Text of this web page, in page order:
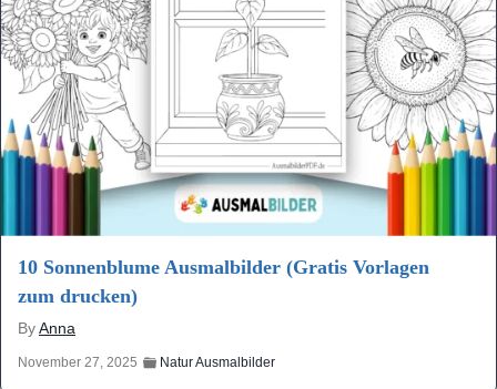
10 Sonnenblume Ausmalbilder (Gratis Vorlagen
zum drucken)
ByAnna
November 27, 2025 Natur Ausmalbilder